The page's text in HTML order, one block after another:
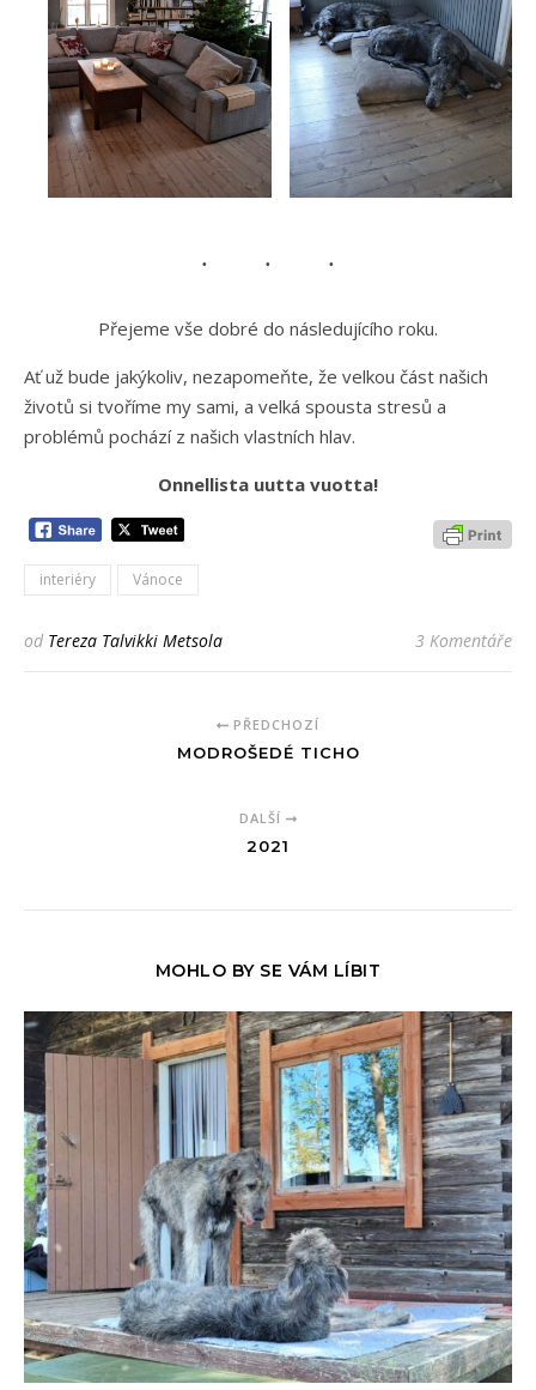
Přejeme vše dobré do následujícího roku.
Ať už bude jakýkoliv, nezapomeňte, že velkou část našich
životů si tvoříme my sami, a velká spousta stresů a
problémů pochází z našich vlastních hlav.
Onnellista uutta vuotta!
interiéry Vánoce
od Tereza Talvikki Metsola 3 Komentáře
PŘEDCHOZÍ
MODROŠEDÉ TICHO
DALŠÍ
2021
MOHLO BY SE VÁM LÍBIT